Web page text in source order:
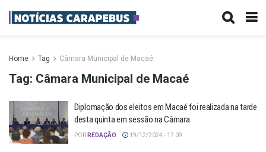
Home Tag Câmara Municipal de Macaé
Tag: Câmara Municipal de Macaé
Diplomação dos eleitos em Macaé foi realizada na tarde
desta quinta em sessão na Câmara
POR REDAÇÃO 19/12/2024 - 17:09